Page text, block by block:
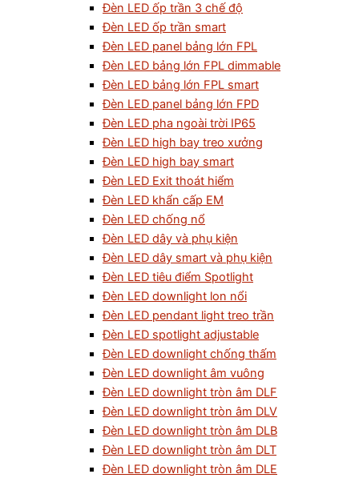
Đèn LED ốp trần 3 chế độ
Đèn LED ốp trần smart
Đèn LED panel bảng lớn FPL
Đèn LED bảng lớn FPL dimmable
Đèn LED bảng lớn FPL smart
Đèn LED panel bảng lớn FPD
Đèn LED pha ngoài trời IP65
Đèn LED high bay treo xưởng
Đèn LED high bay smart
Đèn LED Exit thoát hiểm
Đèn LED khẩn cấp EM
Đèn LED chống nổ
Đèn LED dây và phụ kiện
Đèn LED dây smart và phụ kiện
Đèn LED tiêu điểm Spotlight
Đèn LED downlight lon nổi
Đèn LED pendant light treo trần
Đèn LED spotlight adjustable
Đèn LED downlight chống thấm
Đèn LED downlight âm vuông
Đèn LED downlight tròn âm DLF
Đèn LED downlight tròn âm DLV
Đèn LED downlight tròn âm DLB
Đèn LED downlight tròn âm DLT
Đèn LED downlight tròn âm DLE